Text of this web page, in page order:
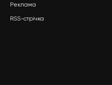
Реклама
RSS-стрічка